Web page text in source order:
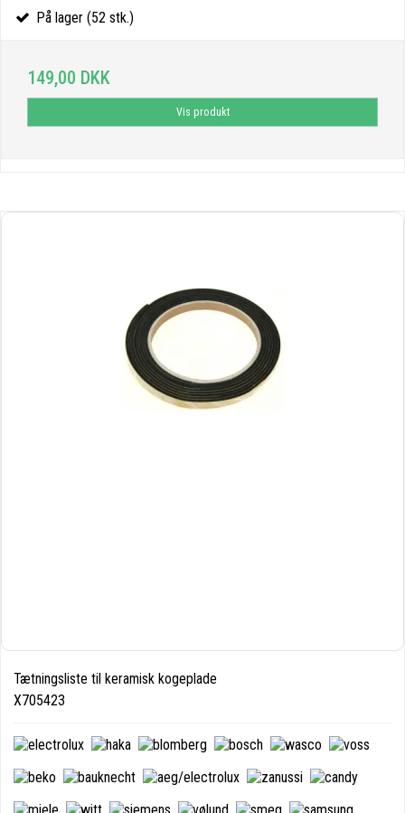
På lager (52 stk.)
149,00 DKK
Vis produkt
Tætningsliste til keramisk kogeplade
X705423